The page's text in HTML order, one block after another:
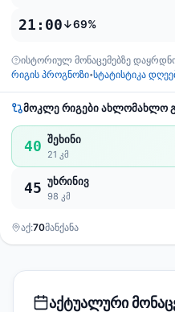
21:00↓69%
ისტორიულ მონაცემებზე
რიგის პროგნოზი•სტატისტიკა
მოკლე რიგები ახლომახლო
40 შეხინი
21 კმ
45 უხრინივ
98 კმ
აქ:70მანქანა
აქტუალური